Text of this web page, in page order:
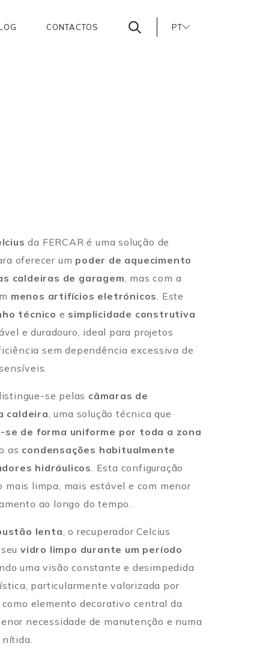
CONTACTOS PT
EN
da FERCAR é uma solução de
oferecer um poder de aquecimento
caldeiras de garagem, mas com a
menos artifícios eletrónicos. Este
técnico e simplicidade construtiva
e duradouro, ideal para projetos
sem dependência excessiva de
se pelas câmaras de
caldeira, uma solução técnica que
se de forma uniforme por toda a zona
as condensações habitualmente
hidráulicos. Esta configuração
mais limpa, mais estável e com menor
ao longo do tempo.
lenta, o recuperador Celcius
seuvidro limpo durante um período
uma visão constante e desimpedida
particularmente valorizada por
elemento decorativo central da
necessidade de manutenção e numa
nítida.